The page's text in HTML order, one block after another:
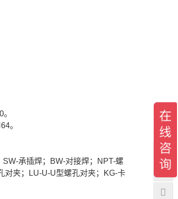
。
承插焊；BW-对接焊；NPT-螺
对夹；LU-U-U型螺孔对夹；KG-卡